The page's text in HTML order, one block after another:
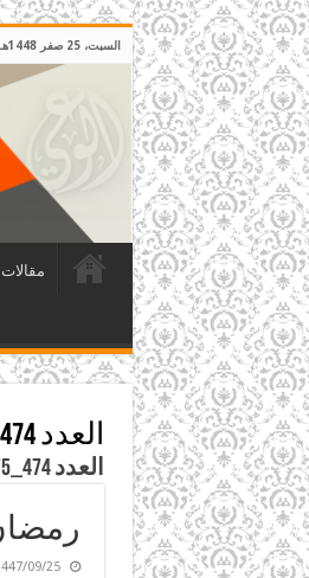
السبت، 25 صفر 1448هـ | 2026/08/08م
مقالات
العدد 474_475_476
العدد 474_475_476 – السنة الأربعون، رجب – شعبان – رمضان 1447هـ الموافق كانون الثاني– شباط – آذار 2026م
1447/09/